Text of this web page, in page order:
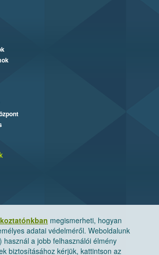
megismerheti, hogyan
adatai védelméről. Weboldalunk
használ a jobb felhasználói élmény
biztosításához kérjük, kattintson az